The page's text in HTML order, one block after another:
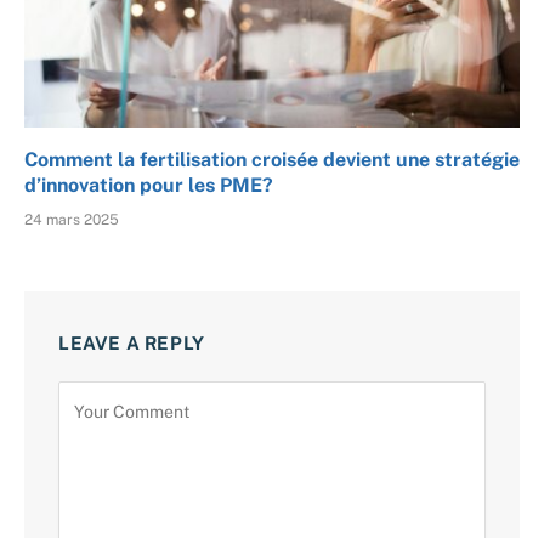
Comment la fertilisation croisée devient une stratégie
d’innovation pour les PME?
24 mars 2025
LEAVE A REPLY